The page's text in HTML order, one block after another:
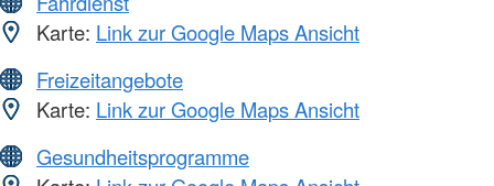
Karte: Link zur Google Maps Ansicht
Freizeitangebote
Karte: Link zur Google Maps Ansicht
Gesundheitsprogramme